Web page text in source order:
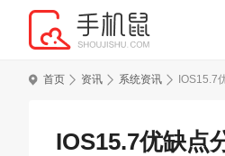
首页 资讯 系统资讯 IOS15.7
IOS15.7优缺点